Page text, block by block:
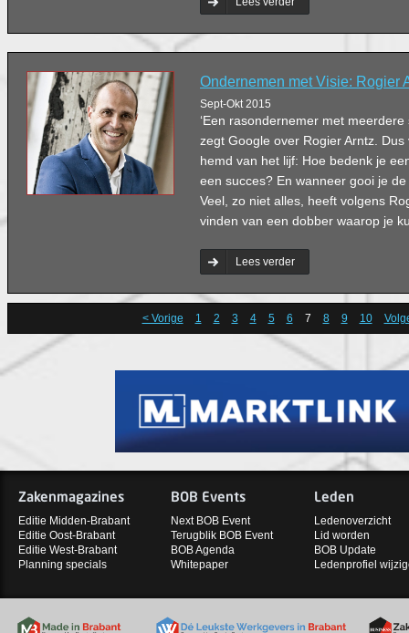
was hij vijftien jaar lang voorzitter
Ondernemers Contact.
Ondernemen met Visie: Rogier
Sept-Okt 2015
‘Een rasondernemer met meerdere
zegt Google over Rogier Arntz.
hemd van het lijf: Hoe bedenk je
een succes? En wanneer gooi je
Veel, zo niet alles, heeft volgens
vinden van een dobber waarop je
Lees verder
< Vorige 1 2 3 4 5 6 7 8 9 10
Zakenmagazines
Editie Midden-Brabant
Editie Oost-Brabant
Editie West-Brabant
Planning specials
BOB Events
Next BOB Event
Terugblik BOB Event
BOB Agenda
Whitepaper
Leden
Ledenoverzicht
Lid worden
BOB Update
Ledenprofiel